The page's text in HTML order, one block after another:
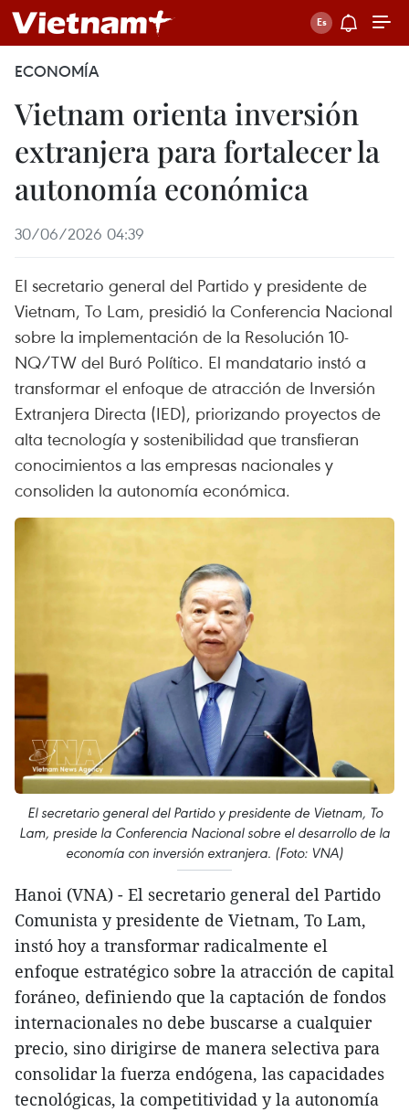
ECONOMÍA
Vietnam orienta inversión
extranjera para fortalecer la
autonomía económica
30/06/2026 04:39
El secretario general del Partido y presidente de
Vietnam, To Lam, presidió la Conferencia Nacional
sobre la implementación de la Resolución 10-
NQ/TW del Buró Político. El mandatario instó a
transformar el enfoque de atracción de Inversión
Extranjera Directa (IED), priorizando proyectos de
alta tecnología y sostenibilidad que transfieran
conocimientos a las empresas nacionales y
consoliden la autonomía económica.
El secretario general del Partido y presidente de Vietnam, To
Lam, preside la Conferencia Nacional sobre el desarrollo de la
economía con inversión extranjera. (Foto: VNA)
Hanoi (VNA) - El secretario general del Partido
Comunista y presidente de Vietnam, To Lam,
instó hoy a transformar radicalmente el
enfoque estratégico sobre la atracción de capital
foráneo, definiendo que la captación de fondos
internacionales no debe buscarse a cualquier
precio, sino dirigirse de manera selectiva para
consolidar la fuerza endógena, las capacidades
tecnológicas, la competitividad y la autonomía